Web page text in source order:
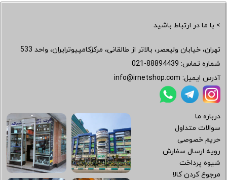
> با ما در ارتباط باشید
تهران، خیابان ولیعصر، بالاتر از طالقانی، مرکزکامپیوترایران، واحد 533
شماره تماس: 021-88894439
آدرس ایمیل: info@irnetshop.com
درباره ما
سوالات متداول
حریم خصوصی
رویه ارسال سفارش
شیوه پرداخت
مرجوع کردن کالا